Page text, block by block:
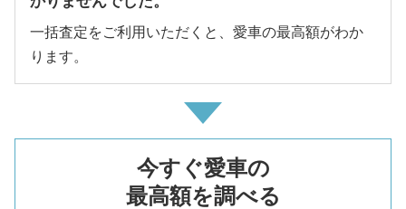
一括査定をご利用いただくと、愛車の最高額がわか
ります。
今すぐ愛車の
最高額を調べる